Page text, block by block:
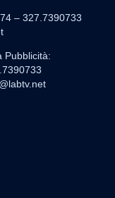
– 327.7390733
Pubblicità: